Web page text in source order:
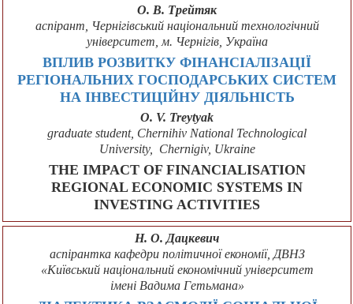
О. В. Трейтяк
аспірант, Чернігівський національний технологічний
університет, м. Чернігів, Україна
ВПЛИВ РОЗВИТКУ ФІНАНСІАЛІЗАЦІЇ
РЕГІОНАЛЬНИХ ГОСПОДАРСЬКИХ СИСТЕМ
НА ІНВЕСТИЦІЙНУ ДІЯЛЬНІСТЬ
O. V. Treytyak
graduate student, Chernihiv National Technological
University, Chernigiv, Ukraine
THE IMPACT OF FINANCIALISATION
REGIONAL ECONOMIC SYSTEMS IN
INVESTING ACTIVITIES
Н. О. Дацкевич
аспірантка кафедри політичної економії, ДВНЗ
«Київський національний економічний університет
імені Вадима Гетьмана»